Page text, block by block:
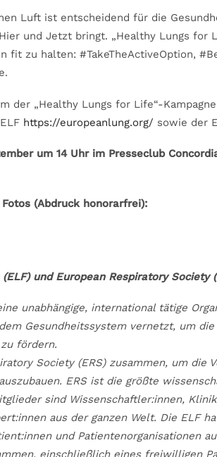
Luft ist entscheidend für die
und Jetzt bringt. „Healthy Lungs for
fit zu halten: #TakeTheActiveOption,
der „Healthy Lungs for Life“-
https://europeanlung.org/ sowie der
um 14 Uhr im Presseclub
(Abdruck honorarfrei):
und European Respiratory Society
unabhängige, international tätige
Gesundheitssystem vernetzt, um
fördern.
Society (ERS) zusammen, um die
ERS ist die größte
sind Wissenschaftler:innen,
aus der ganzen Welt. Die ELF
und Patientenorganisationen
einschließlich eines freiwilligen